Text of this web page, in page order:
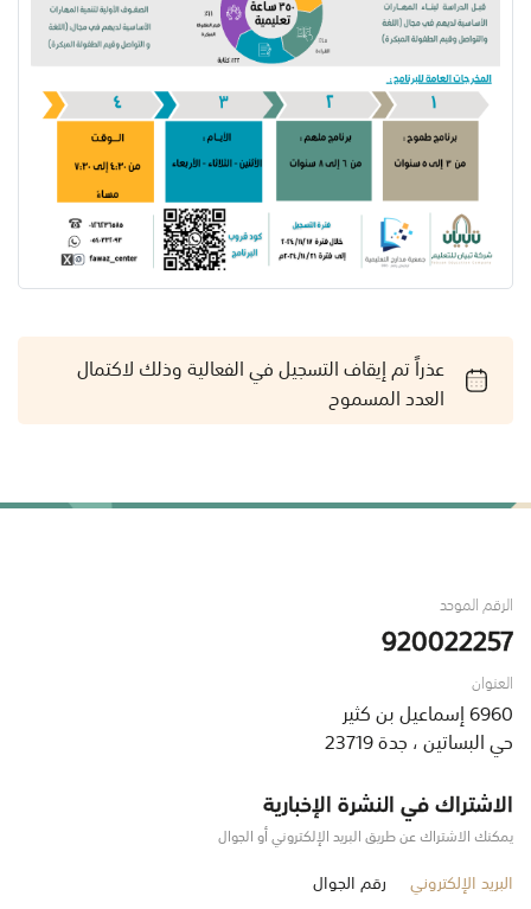
عذراً تم إيقاف التسجيل في الفعالية وذلك لاكتمال
العدد المسموح
الرقم الموحد
920022257
العنوان
6960 إسماعيل بن كثير
حي البساتين ، جدة 23719
الاشتراك في النشرة الإخبارية
يمكنك الاشتراك عن طريق البريد الإلكتروني أو الجوال
البريد الإلكتروني رقم الجوال